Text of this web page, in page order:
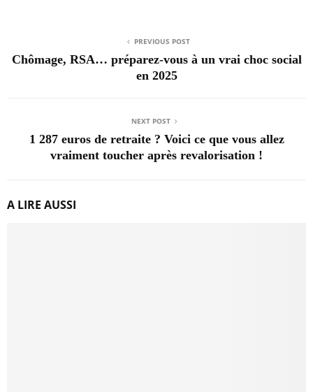
PREVIOUS POST
Chômage, RSA… préparez-vous à un vrai choc social
en 2025
NEXT POST
1 287 euros de retraite ? Voici ce que vous allez
vraiment toucher après revalorisation !
A LIRE AUSSI